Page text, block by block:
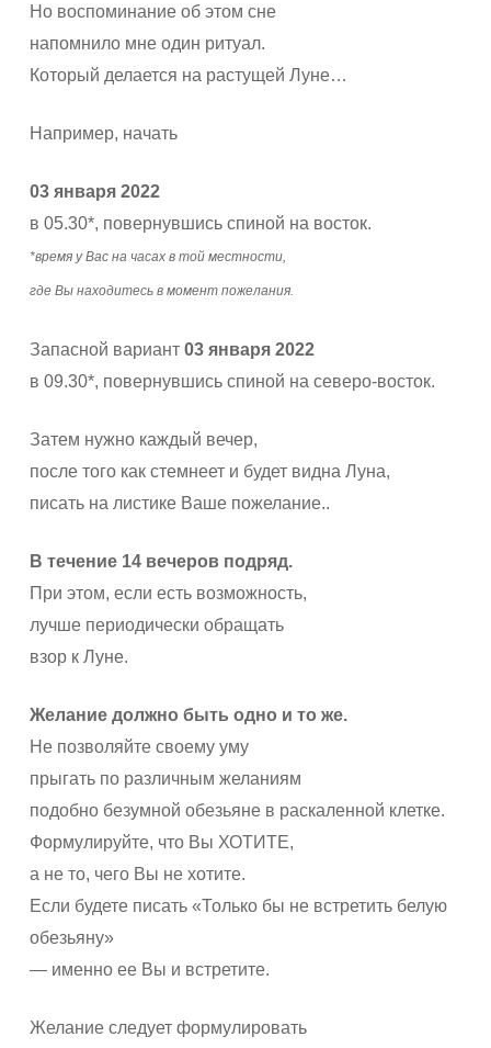
Но воспоминание об этом сне
напомнило мне один ритуал.
Который делается на растущей Луне…
Например, начать
03 января 2022
в 05.30*, повернувшись спиной на восток.
*время у Вас на часах в той местности,
где Вы находитесь в момент пожелания.
Запасной вариант 03 января 2022
в 09.30*, повернувшись спиной на северо-восток.
Затем нужно каждый вечер,
после того как стемнеет и будет видна Луна,
писать на листике Ваше пожелание..
В течение 14 вечеров подряд.
При этом, если есть возможность,
лучше периодически обращать
взор к Луне.
Желание должно быть одно и то же.
Не позволяйте своему уму
прыгать по различным желаниям
подобно безумной обезьяне в раскаленной клетке.
Формулируйте, что Вы ХОТИТЕ,
а не то, чего Вы не хотите.
Если будете писать «Только бы не встретить белую
обезьяну»
— именно ее Вы и встретите.
Желание следует формулировать